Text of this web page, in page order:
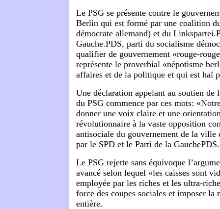
Le PSG se présente contre le
Berlin qui est formé par une coalition
démocrate allemand) et du
Gauche.PDS, parti du socialisme
qualifier de gouvernement «rouge-
représente le proverbial «népotisme
affaires et de la politique et qui est haï
Une déclaration appelant au soutien de
du PSG commence par ces mots:
donner une voix claire et une
révolutionnaire à la vaste opposition
antisociale du gouvernement de la ville
par le SPD et le Parti de la
Le PSG rejette sans équivoque
avancé selon lequel «les caisses sont
employée par les riches et les ultra-
force des coupes sociales et imposer la
entière.